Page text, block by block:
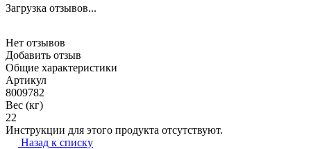
Загрузка отзывов...
Нет отзывов
Добавить отзыв
Общие характеристики
Артикул
8009782
Вес (кг)
22
Инструкции для этого продукта отсутствуют.
Назад к списку